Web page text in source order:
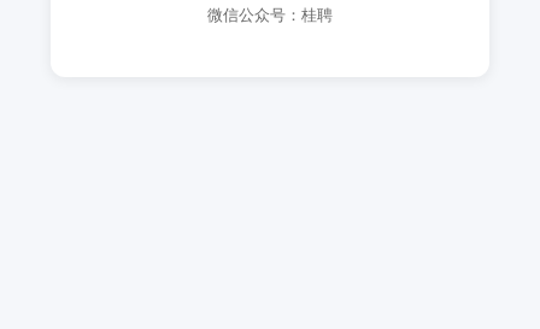
微信公众号：桂聘